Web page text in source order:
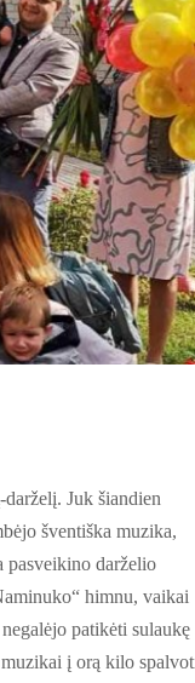
Juk šiandien
šventiška muzika,
pasveikino darželio
himnu, vaikai
negalėjo patikėti sulaukę
į orą kilo